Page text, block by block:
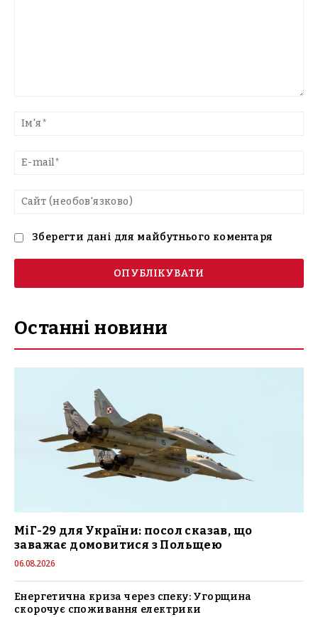
текст
Зберегти дані для майбутнього коментаря
Останні новини
МіГ-29 для України: посол сказав, що
заважає домовитися з Польщею
06.08.2026
Енергетична криза через спеку: Угорщина
скорочує споживання електрики